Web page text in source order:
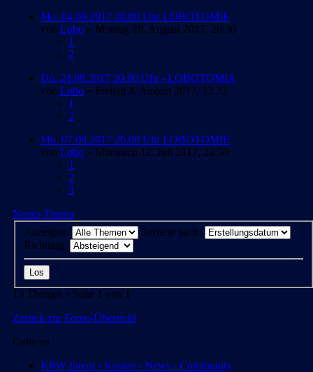
Mo. 04.09.2017 20.00 Uhr LOBOTOMIE
von Lobo » Montag 28. August 2017, 20:30
1
2
Do. 24.08.2017 20.00 Uhr - LOBOTOMIA
von Lobo » Freitag 4. August 2017, 12:23
1
2
Mo. 07.08.2017 20.00 Uhr LOBOTOMIE
von Lobo » Mittwoch 12. Juli 2017, 23:30
1
2
3
Neues Thema
Anzeigen:
Sortiere nach:
Richtung:
13 Themen • Seite 1 von 1
Zurück zur Foren-Übersicht
Gehe zu
KRW Intern - Kosten - News - Community